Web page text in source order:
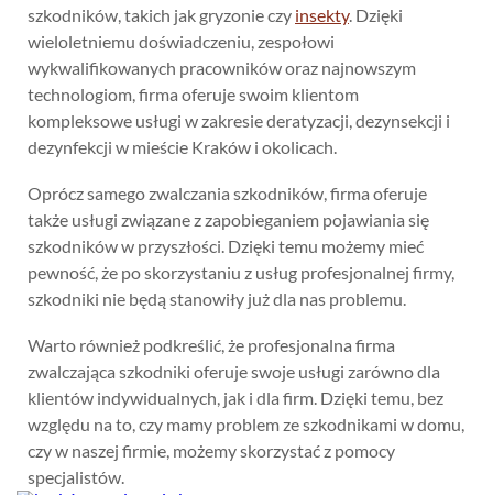
szkodników, takich jak gryzonie czy insekty. Dzięki
wieloletniemu doświadczeniu, zespołowi
wykwalifikowanych pracowników oraz najnowszym
technologiom, firma oferuje swoim klientom
kompleksowe usługi w zakresie deratyzacji, dezynsekcji i
dezynfekcji w mieście Kraków i okolicach.
Oprócz samego zwalczania szkodników, firma oferuje
także usługi związane z zapobieganiem pojawiania się
szkodników w przyszłości. Dzięki temu możemy mieć
pewność, że po skorzystaniu z usług profesjonalnej firmy,
szkodniki nie będą stanowiły już dla nas problemu.
Warto również podkreślić, że profesjonalna firma
zwalczająca szkodniki oferuje swoje usługi zarówno dla
klientów indywidualnych, jak i dla firm. Dzięki temu, bez
względu na to, czy mamy problem ze szkodnikami w domu,
czy w naszej firmie, możemy skorzystać z pomocy
specjalistów.